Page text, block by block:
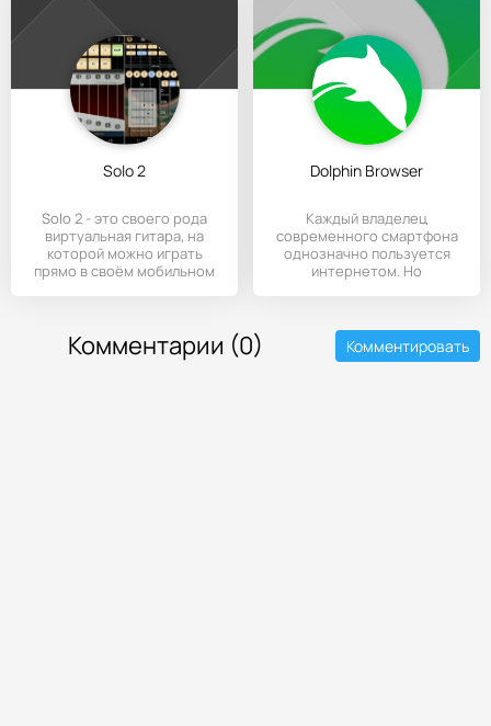
Solo 2
Solo 2 - это своего рода
виртуальная гитара, на
которой можно играть
прямо в своём мобильном
Dolphin Browser
Каждый владелец
современного смартфона
однозначно пользуется
интернетом. Но
Комментарии (0) Комментировать